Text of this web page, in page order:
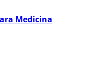
Medicina